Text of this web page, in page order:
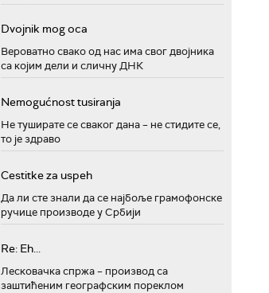
Dvojnik mog oca
Вероватно свако од нас има свог двојника
са којим дели и сличну ДНК
Nemogućnost tusiranja
Не туширате се сваког дана – не стидите се,
то је здраво
Cestitke za uspeh
Да ли сте знали да се најбоље грамофонске
ручице производе у Србији
Re: Eh...
Лесковачка спржа – производ са
заштићеним географским пореклом